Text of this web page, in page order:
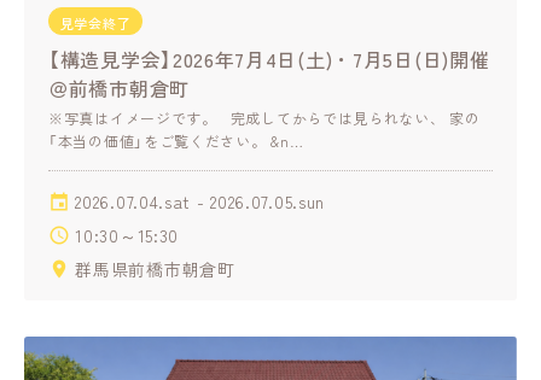
見学会終了
【構造見学会】2026年7月4日(土)・7月5日(日)開催
＠前橋市朝倉町
※写真はイメージです。 完成してからでは見られない、 家の
「本当の価値」をご覧ください。 &n…
2026.07.04.sat - 2026.07.05.sun
10:30～15:30
群馬県前橋市朝倉町